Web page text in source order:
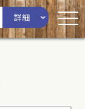
詳細